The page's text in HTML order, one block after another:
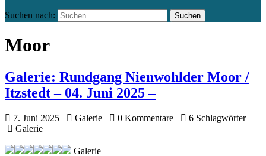
Suchen nach:
Moor
Galerie: Rundgang Nienwohlder Moor /
Itzstedt – 04. Juni 2025 –
7. Juni 2025 Galerie 0 Kommentare
6 Schlagwörter
Galerie
Galerie